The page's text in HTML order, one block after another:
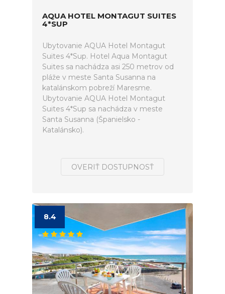
AQUA HOTEL MONTAGUT SUITES
4*SUP
Ubytovanie AQUA Hotel Montagut
Suites 4*Sup. Hotel Aqua Montagut
Suites sa nachádza asi 250 metrov od
pláže v meste Santa Susanna na
katalánskom pobreží Maresme.
Ubytovanie AQUA Hotel Montagut
Suites 4*Sup sa nachádza v meste
Santa Susanna (Španielsko -
Katalánsko).
OVERIŤ DOSTUPNOSŤ
8.4